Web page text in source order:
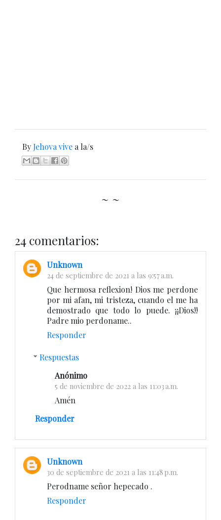
ByJehova vive a la/s
~ ~
24 comentarios:
Unknown
24 de septiembre de 2021 a las 9:57 a.m.
Que hermosa reflexion! Dios me perdone
por mi afan, mi tristeza, cuando el me ha
demostrado que todo lo puede. ¡¡Dios!!
Padre mio perdoname..
Responder
Respuestas
Anónimo
5 de noviembre de 2022 a las 11:03 a.m.
Amén
Responder
Unknown
30 de septiembre de 2021 a las 11:48 p.m.
Perodname señor hepecado .
Responder